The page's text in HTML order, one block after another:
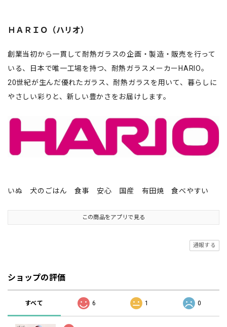
ＨＡＲＩＯ（ハリオ）
創業当初から一貫して耐熱ガラスの企画・製造・販売を行って
いる、日本で唯一工場を持つ、耐熱ガラスメーカーHARIO。
20世紀が生んだ優れたガラス、耐熱ガラスを用いて、暮らしに
やさしい彩りと、新しい豊かさをお届けします。
いぬ 犬のごはん 食事 安心 国産 有田焼 食べやすい
この商品をアプリで見る
通報する
ショップの評価
すべて 6 1 0